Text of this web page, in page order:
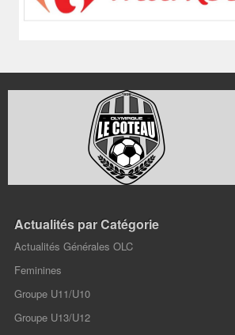
Actualités par Catégorie
Actualités Générales OLC
Feminines
Groupe U11/U10
Groupe U13/U12